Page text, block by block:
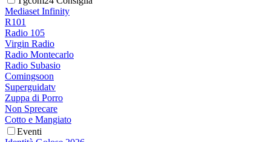
Mediaset Infinity
R101
Radio 105
Virgin Radio
Radio Montecarlo
Radio Subasio
Comingsoon
Superguidatv
Zuppa di Porro
Non Sprecare
Cotto e Mangiato
Eventi